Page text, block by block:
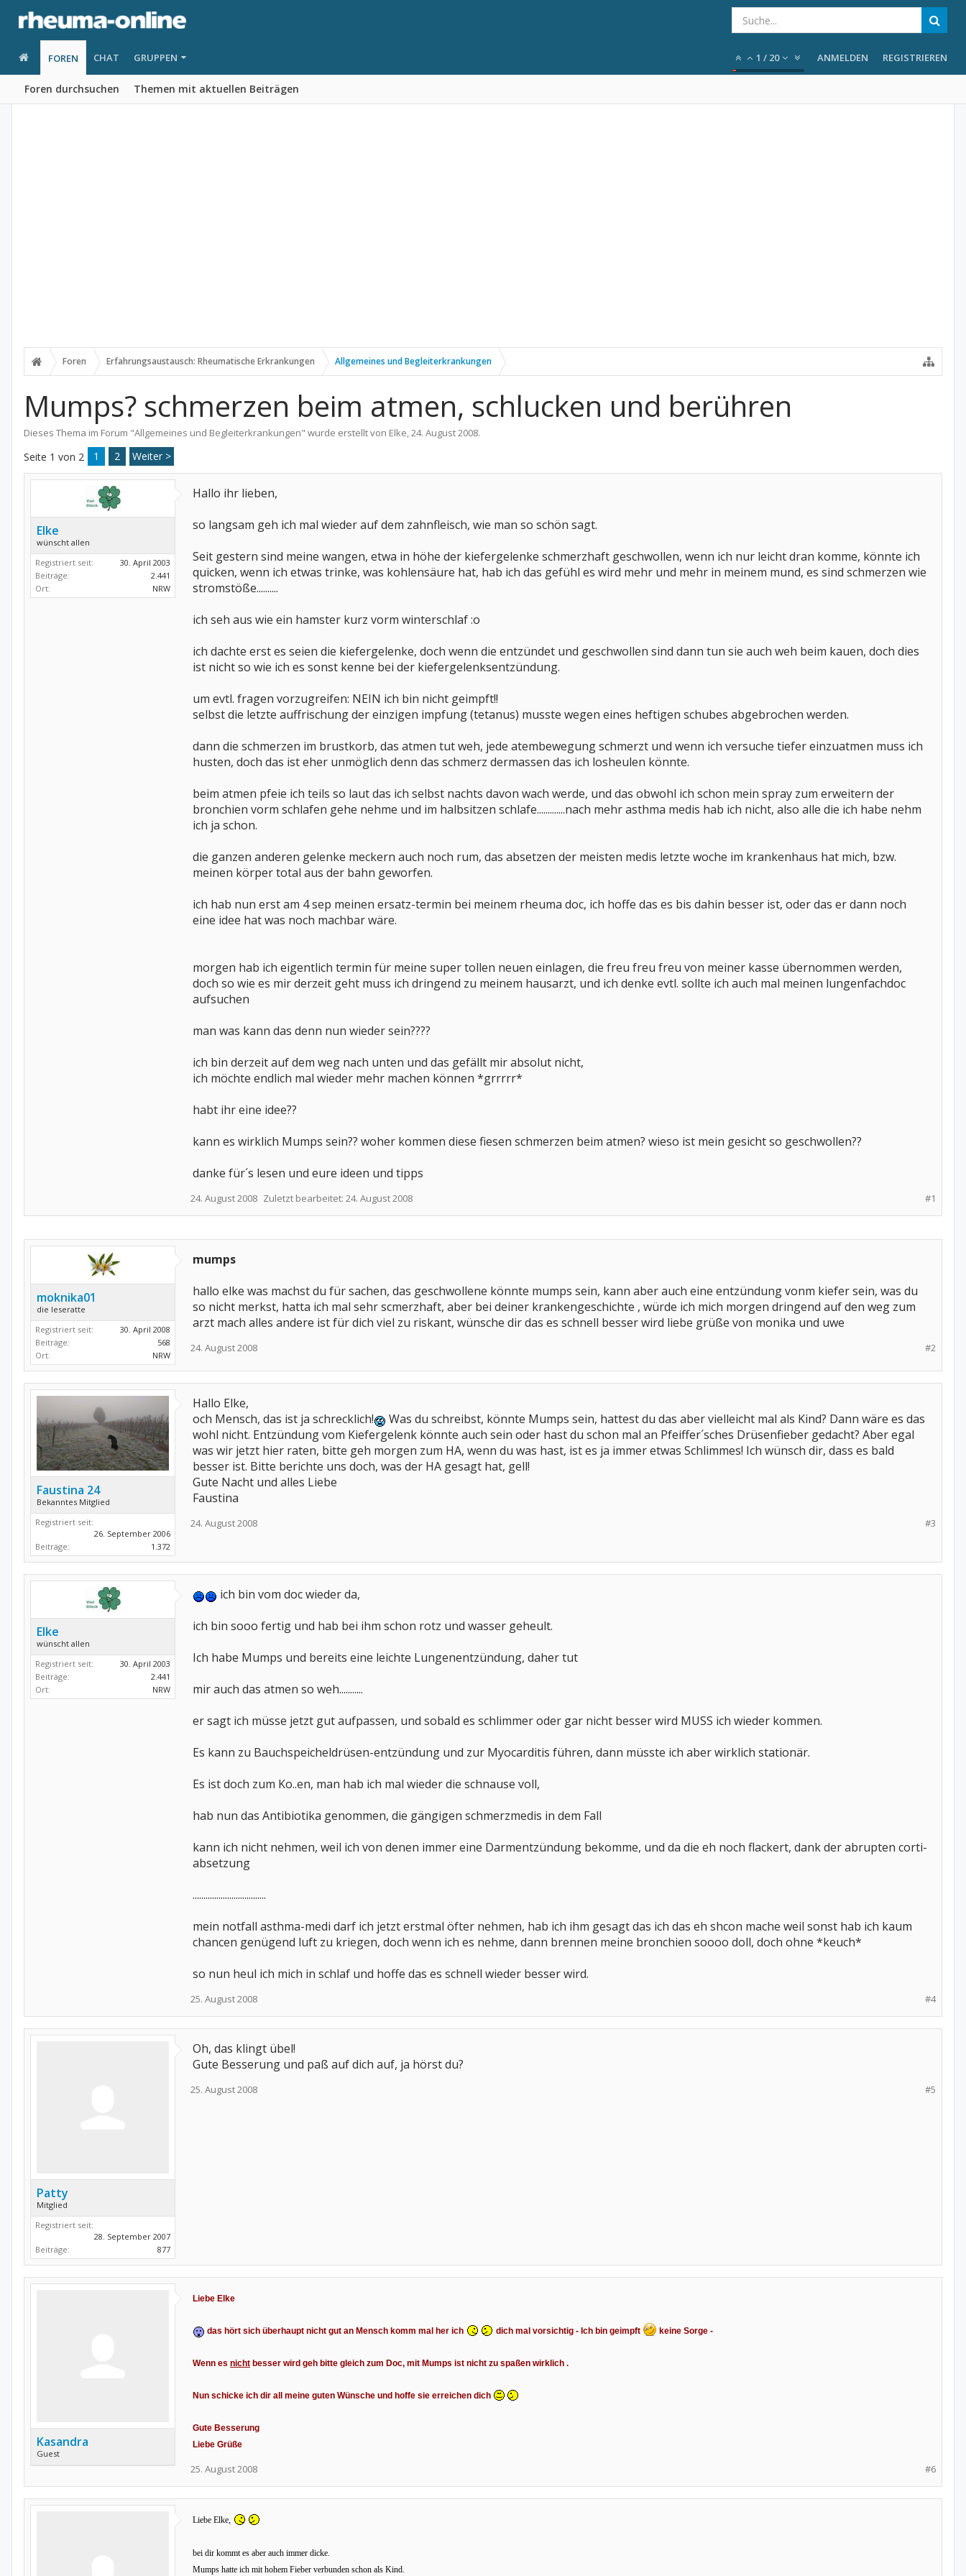
FOREN
Foren durchsuchen Themen mit aktuellen Beiträgen
CHAT GRUPPEN 1 / 20 ANMELDEN REGISTRIEREN
Foren Erfahrungsaustausch: Rheumatische Erkrankungen Allgemeines und Begleiterkrankungen
Mumps? schmerzen beim atmen, schlucken und berühren
Dieses Thema im Forum "Allgemeines und Begleiterkrankungen" wurde erstellt von Elke,24. August 2008.
Seite 1 von 2 1 2 Weiter >
Elke
wünscht allen
Registriert seit:
30. April 2003
Beiträge:
2.441
Ort:
NRW
Hallo ihr lieben,
so langsam geh ich mal wieder auf dem zahnfleisch, wie man so schön sagt.
Seit gestern sind meine wangen, etwa in höhe der kiefergelenke schmerzhaft geschwollen, wenn ich nur leicht dran komme, könnte ich
quicken, wenn ich etwas trinke, was kohlensäure hat, hab ich das gefühl es wird mehr und mehr in meinem mund, es sind schmerzen wie
stromstöße..........
ich seh aus wie ein hamster kurz vorm winterschlaf :o
ich dachte erst es seien die kiefergelenke, doch wenn die entzündet und geschwollen sind dann tun sie auch weh beim kauen, doch dies
ist nicht so wie ich es sonst kenne bei der kiefergelenksentzündung.
um evtl. fragen vorzugreifen: NEIN ich bin nicht geimpft!!
selbst die letzte auffrischung der einzigen impfung (tetanus) musste wegen eines heftigen schubes abgebrochen werden.
dann die schmerzen im brustkorb, das atmen tut weh, jede atembewegung schmerzt und wenn ich versuche tiefer einzuatmen muss ich
husten, doch das ist eher unmöglich denn das schmerz dermassen das ich losheulen könnte.
beim atmen pfeie ich teils so laut das ich selbst nachts davon wach werde, und das obwohl ich schon mein spray zum erweitern der
bronchien vorm schlafen gehe nehme und im halbsitzen schlafe.............nach mehr asthma medis hab ich nicht, also alle die ich habe nehm
ich ja schon.
die ganzen anderen gelenke meckern auch noch rum, das absetzen der meisten medis letzte woche im krankenhaus hat mich, bzw.
meinen körper total aus der bahn geworfen.
ich hab nun erst am 4 sep meinen ersatz-termin bei meinem rheuma doc, ich hoffe das es bis dahin besser ist, oder das er dann noch
eine idee hat was noch machbar wäre.
morgen hab ich eigentlich termin für meine super tollen neuen einlagen, die freu freu freu von meiner kasse übernommen werden,
doch so wie es mir derzeit geht muss ich dringend zu meinem hausarzt, und ich denke evtl. sollte ich auch mal meinen lungenfachdoc
aufsuchen
man was kann das denn nun wieder sein????
ich bin derzeit auf dem weg nach unten und das gefällt mir absolut nicht,
ich möchte endlich mal wieder mehr machen können *grrrrr*
habt ihr eine idee??
kann es wirklich Mumps sein?? woher kommen diese fiesen schmerzen beim atmen? wieso ist mein gesicht so geschwollen??
danke für´s lesen und eure ideen und tipps
#1
24. August 2008 Zuletzt bearbeitet: 24. August 2008
moknika01
die leseratte
Registriert seit:
30. April 2008
Beiträge:
568
Ort:
NRW
mumps
hallo elke was machst du für sachen, das geschwollene könnte mumps sein, kann aber auch eine entzündung vonm kiefer sein, was du
so nicht merkst, hatta ich mal sehr scmerzhaft, aber bei deiner krankengeschichte , würde ich mich morgen dringend auf den weg zum
arzt mach alles andere ist für dich viel zu riskant, wünsche dir das es schnell besser wird liebe grüße von monika und uwe
#2
24. August 2008
Faustina 24
Bekanntes Mitglied
Registriert seit:
26. September 2006
Beiträge:
1.372
Hallo Elke,
och Mensch, das ist ja schrecklich!
Was du schreibst, könnte Mumps sein, hattest du das aber vielleicht mal als Kind? Dann wäre es das
wohl nicht. Entzündung vom Kiefergelenk könnte auch sein oder hast du schon mal an Pfeiffer´sches Drüsenfieber gedacht? Aber egal
was wir jetzt hier raten, bitte geh morgen zum HA, wenn du was hast, ist es ja immer etwas Schlimmes! Ich wünsch dir, dass es bald
besser ist. Bitte berichte uns doch, was der HA gesagt hat, gell!
Gute Nacht und alles Liebe
Faustina
#3
24. August 2008
Elke
wünscht allen
Registriert seit:
30. April 2003
Beiträge:
2.441
Ort:
NRW
ich bin vom doc wieder da,
ich bin sooo fertig und hab bei ihm schon rotz und wasser geheult.
Ich habe Mumps und bereits eine leichte Lungenentzündung, daher tut
mir auch das atmen so weh...........
er sagt ich müsse jetzt gut aufpassen, und sobald es schlimmer oder gar nicht besser wird MUSS ich wieder kommen.
Es kann zu Bauchspeicheldrüsen-entzündung und zur Myocarditis führen, dann müsste ich aber wirklich stationär.
Es ist doch zum Ko..en, man hab ich mal wieder die schnause voll,
hab nun das Antibiotika genommen, die gängigen schmerzmedis in dem Fall
kann ich nicht nehmen, weil ich von denen immer eine Darmentzündung bekomme, und da die eh noch flackert, dank der abrupten corti-
absetzung
..................................
mein notfall asthma-medi darf ich jetzt erstmal öfter nehmen, hab ich ihm gesagt das ich das eh shcon mache weil sonst hab ich kaum
chancen genügend luft zu kriegen, doch wenn ich es nehme, dann brennen meine bronchien soooo doll, doch ohne *keuch*
so nun heul ich mich in schlaf und hoffe das es schnell wieder besser wird.
#4
25. August 2008
Patty
Mitglied
Registriert seit:
28. September 2007
Beiträge:
877
Oh, das klingt übel!
Gute Besserung und paß auf dich auf, ja hörst du?
#5
25. August 2008
Kasandra
Guest
Liebe Elke
das hört sich überhaupt nicht gut an Mensch komm mal her ich dich mal vorsichtig - Ich bin geimpft keine Sorge -
Wenn es nicht besser wird geh bitte gleich zum Doc, mit Mumps ist nicht zu spaßen wirklich .
Nun schicke ich dir all meine guten Wünsche und hoffe sie erreichen dich
Gute Besserung
Liebe Grüße
#6
25. August 2008
Liebe Elke,
bei dir kommt es aber auch immer dicke.
Mumps hatte ich mit hohem Fieber verbunden schon als Kind.